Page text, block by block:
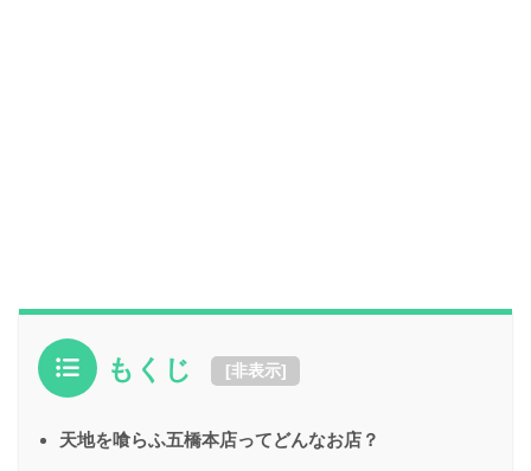
もくじ [非表示]
天地を喰らふ五橋本店ってどんなお店？